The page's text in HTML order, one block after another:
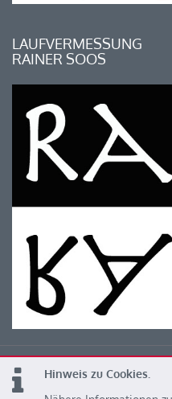
Hinweis zu Cookies.
LAUFVERMESSUNG
RAINER SOOS
© 2026 Kärntner